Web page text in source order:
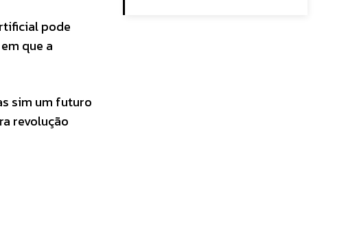
pode
que a
sim um futuro
revolução